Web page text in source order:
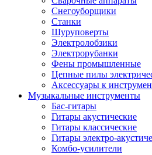
Снегоуборщики
Станки
Шуруповерты
Электролобзики
Электрорубанки
Фены промышленные
Цепные пилы
Аксессуары к
Музыкальные инструменты
Бас-гитары
Гитары акустические
Гитары классические
Гитары электро-
Комбо-усилители